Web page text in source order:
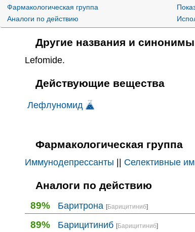
Фармакологическая группа
Аналоги по действию
Другие названия и синонимы
Lefomide.
Действующие вещества
Лефлуномид
Фармакологическая группа
Иммунодепрессанты || Селективные
Аналоги по действию
89% Баритрона [Барицитиниб]
89% Барицитиниб [Барицитиниб]